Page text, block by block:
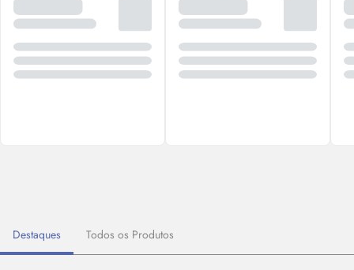
Destaques Todos os Produtos